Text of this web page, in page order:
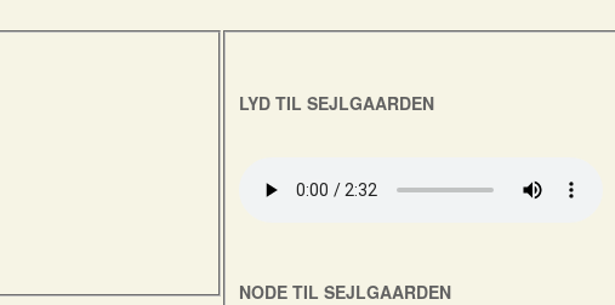
LYD TIL SEJLGAARDEN
NODE TIL SEJLGAARDEN